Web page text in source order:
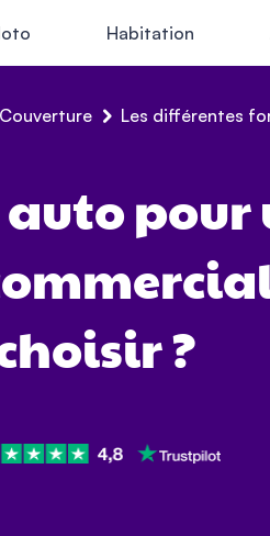
Habitation
Couverture Les différentes
pour
?